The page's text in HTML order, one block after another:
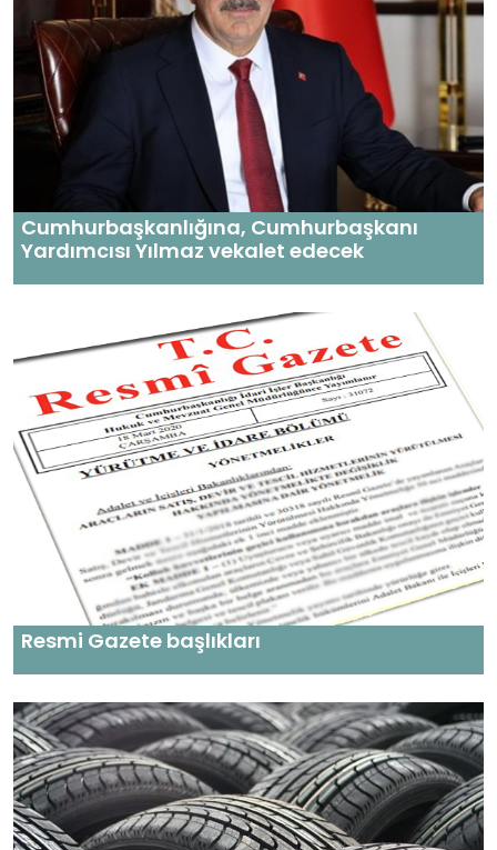
Cumhurbaşkanlığına, Cumhurbaşkanı
Yardımcısı Yılmaz vekalet edecek
Resmi Gazete başlıkları